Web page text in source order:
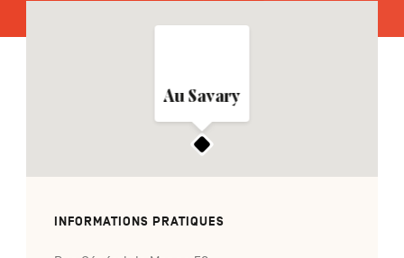
Au Savary
INFORMATIONS PRATIQUES